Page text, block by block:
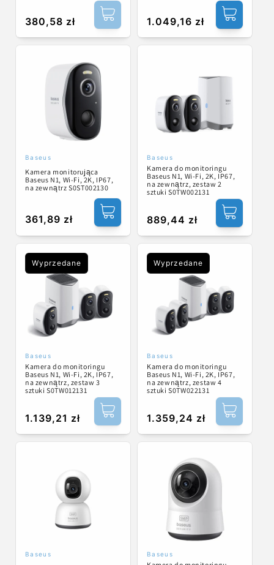
Cena
regularna
380,58 zł
Cena
regularna
1.049,16 zł
Dostawca:
Baseus
Kamera monitorująca
Baseus N1, Wi-Fi, 2K, IP67,
na zewnątrz S0ST002130
Cena
regularna
361,89 zł
Dostawca:
Baseus
Kamera do monitoringu
Baseus N1, Wi-Fi, 2K, IP67,
na zewnątrz, zestaw 2
sztuki S0TW002131
Cena
regularna
889,44 zł
Wyprzedane
Dostawca:
Baseus
Kamera do monitoringu
Baseus N1, Wi-Fi, 2K, IP67,
na zewnątrz, zestaw 3
sztuki S0TW012131
Cena
regularna
1.139,21 zł
Wyprzedane
Dostawca:
Baseus
Kamera do monitoringu
Baseus N1, Wi-Fi, 2K, IP67,
na zewnątrz, zestaw 4
sztuki S0TW022131
Cena
regularna
1.359,24 zł
Dostawca:
Baseus Dostawca:
Baseus